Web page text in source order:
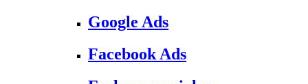
Google Ads
Facebook Ads